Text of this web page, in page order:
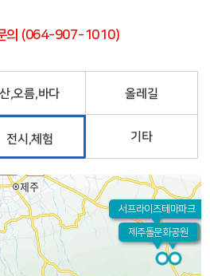
의 (064-907-1010)
산,오름,바다 올레길
전시,체험 기타
서프라이즈테마파크
에코랜드
제주돌문화공원